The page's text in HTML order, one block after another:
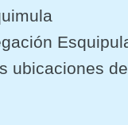
ubicaciones